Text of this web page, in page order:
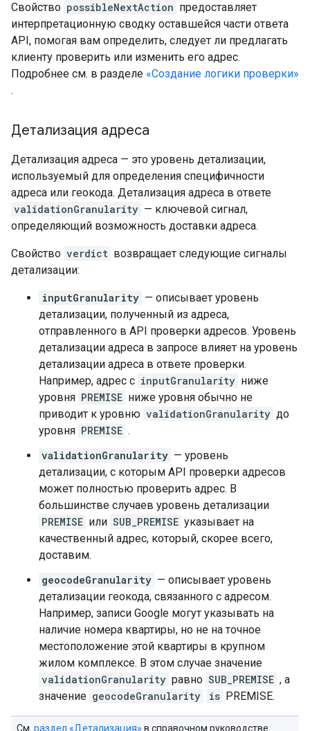
Свойство possibleNextAction предоставляет
интерпретационную сводку оставшейся части ответа
API, помогая вам определить, следует ли предлагать
клиенту проверить или изменить его адрес.
Подробнее см. в разделе «Создание логики проверки»
.
Детализация адреса
Детализация адреса — это уровень детализации,
используемый для определения специфичности
адреса или геокода. Детализация адреса в ответе
validationGranularity — ключевой сигнал,
определяющий возможность доставки адреса.
Свойство verdict возвращает следующие сигналы
детализации:
inputGranularity — описывает уровень
детализации, полученный из адреса,
отправленного в API проверки адресов. Уровень
детализации адреса в запросе влияет на уровень
детализации адреса в ответе проверки.
Например, адрес с inputGranularity ниже
уровня PREMISE ниже уровня обычно не
приводит к уровню validationGranularity до
уровня PREMISE .
validationGranularity — уровень
детализации, с которым API проверки адресов
может полностью проверить адрес. В
большинстве случаев уровень детализации
PREMISE или SUB_PREMISE указывает на
качественный адрес, который, скорее всего,
доставим.
geocodeGranularity — описывает уровень
детализации геокода, связанного с адресом.
Например, записи Google могут указывать на
наличие номера квартиры, но не на точное
местоположение этой квартиры в крупном
жилом комплексе. В этом случае значение
validationGranularity равно SUB_PREMISE , а
значение geocodeGranularity is PREMISE.
См. раздел «Детализация» в справочном руководстве.